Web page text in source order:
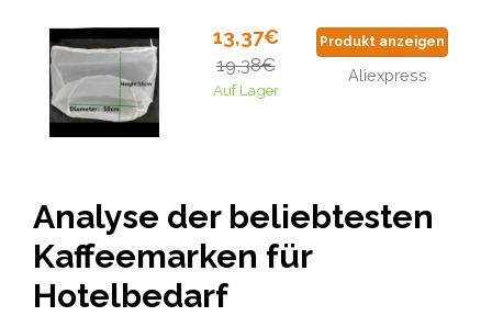
13,37€
19,38€
Auf Lager
Produkt anzeigen
Aliexpress
Analyse der beliebtesten
Kaffeemarken für
Hotelbedarf